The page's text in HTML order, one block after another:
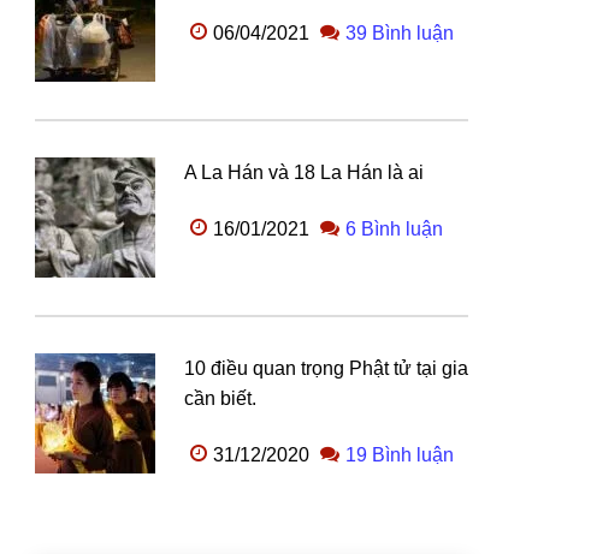
06/04/2021 39 Bình luận
A La Hán và 18 La Hán là ai
16/01/2021 6 Bình luận
10 điều quan trọng Phật tử tại gia
cần biết.
31/12/2020 19 Bình luận